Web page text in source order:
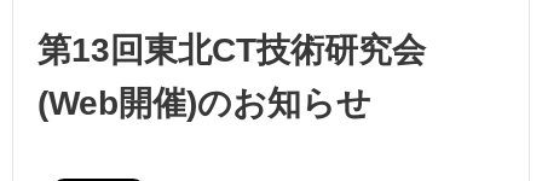
第13回東北CT技術研究会
(Web開催)のお知らせ